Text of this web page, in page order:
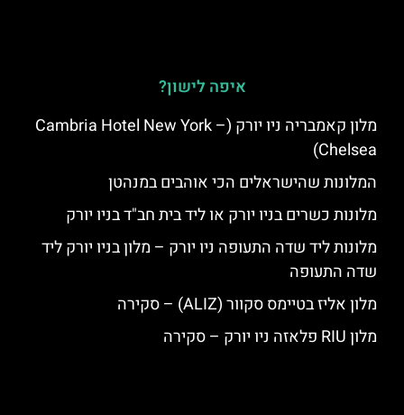
איפה לישון?
מלון קאמבריה ניו יורק (Cambria Hotel New York –
Chelsea)
המלונות שהישראלים הכי אוהבים במנהטן
מלונות כשרים בניו יורק או ליד בית חב"ד בניו יורק
מלונות ליד שדה התעופה ניו יורק – מלון בניו יורק ליד
שדה התעופה
מלון אליז בטיימס סקוור (ALIZ) – סקירה
מלון RIU פלאזה ניו יורק – סקירה